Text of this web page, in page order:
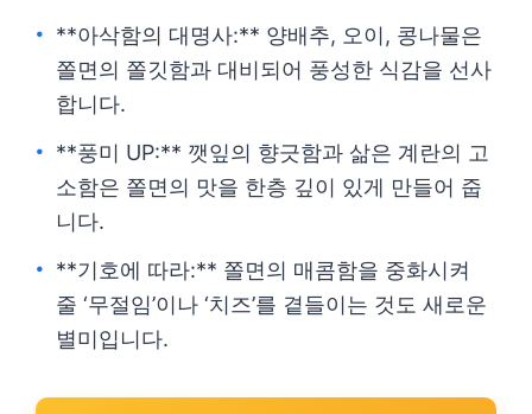
**아삭함의 대명사:** 양배추, 오이, 콩나물은
쫄면의 쫄깃함과 대비되어 풍성한 식감을 선사
합니다.
**풍미 UP:** 깻잎의 향긋함과 삶은 계란의 고
소함은 쫄면의 맛을 한층 깊이 있게 만들어 줍
니다.
**기호에 따라:** 쫄면의 매콤함을 중화시켜
줄 ‘무절임’이나 ‘치즈’를 곁들이는 것도 새로운
별미입니다.